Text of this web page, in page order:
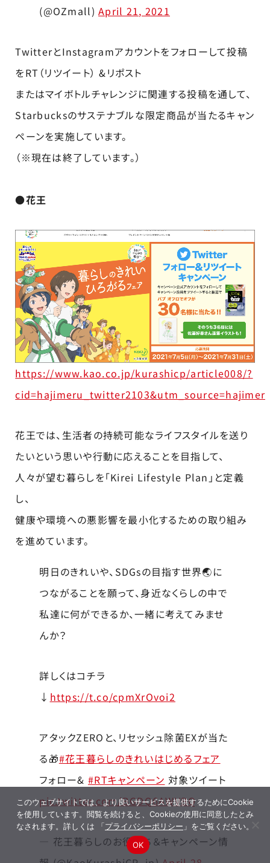
(@OZmall)April 21, 2021
TwitterとInstagramアカウントをフォローして投稿
をRT（リツイート） &リポスト
またはマイボトルチャレンジに関連する投稿を通して、
Starbucksのサステナブルな限定商品が当たるキャン
ペーンを実施しています。
（※現在は終了しています。）
●花王
https://www.kao.co.jp/kurashicp/article008/?
花王では、生活者の持続可能なライフスタイルを送り
たいという思いや行動に応えることを目指して、
人々が望む暮らしを「Kirei Lifestyle Plan」と定義
し、
健康や環境への悪影響を最小化するための取り組み
を進めています。
明日のきれいや、SDGsの目指す世界🌏に
つながることを願って、身近なくらしの中で
私達に何ができるか、一緒に考えてみませ
んか？
詳しくはコチラ
↓ https://t.co/cpmXrOvoi2
アタックZEROと、リセッシュ除菌EXが当た
る🎁#花王暮らしのきれいはじめるフェア
フォロー& #RTキャンペーン 対象ツイート
pic.twitter.com/BGDQ6AWVBQ
— 花王暮らしのお役立ち＆キャンペーン情
このウェブサイトでは、より良いサービスを提供するためにCookie
を使用しています。閲覧を続けると、Cookieの使用に同意したとみ
なされます。詳しくは 「プライバシーポリシー 」をご覧ください。
OK